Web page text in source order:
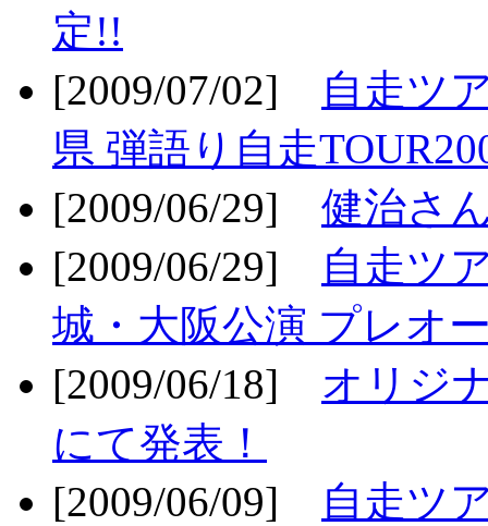
定!!
[2009/07/02]
自走ツ
県 弾語り自走
[2009/06/29] 健治さ
[2009/06/29]
自走ツ
城・大阪公演 プレオ
[2009/06/18] オリジ
にて発表！
[2009/06/09]
自走ツ